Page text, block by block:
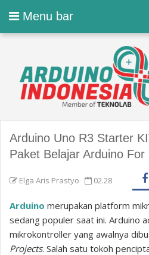
Menu bar
Arduino Uno R3 Starter
Paket Belajar Arduino For
Elga Aris Prastyo 02.28
Arduino merupakan platform
sedang populer saat ini. Arduino
mikrokontroller yang awalnya
Projects. Salah satu tokoh